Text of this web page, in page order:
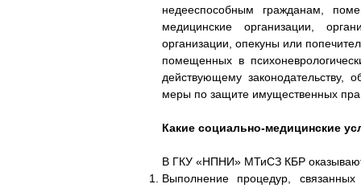
недееспособным гражданам,
медицинские организации,
организации, опекуны или
помещенных в
действующему законодательству,
меры по защите имущественных
Какие социально-медицинские
В ГКУ «НПНИ» МТиСЗ КБР
Выполнение процедур,